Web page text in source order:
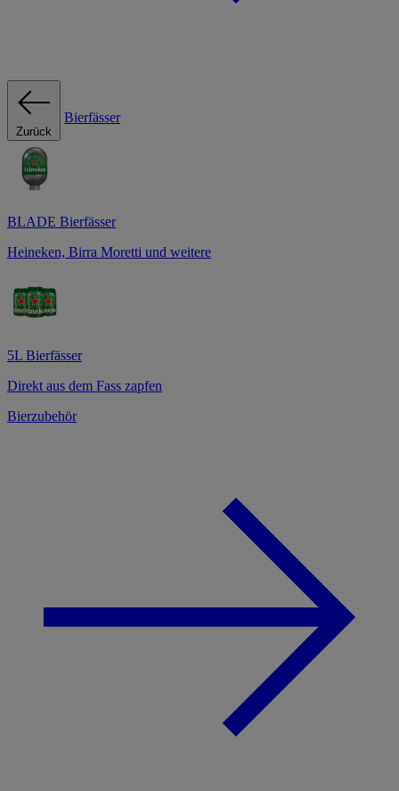
Zurück
Bierfässer
BLADE Bierfässer
Heineken, Birra Moretti und weitere
5L Bierfässer
Direkt aus dem Fass zapfen
Bierzubehör